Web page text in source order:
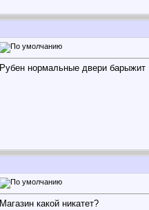
Рубен нормальные двери барыжит
Магазин какой никатет?